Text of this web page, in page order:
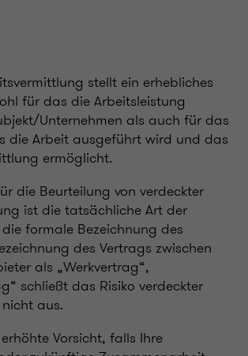
stellt ein erhebliches
für das die Arbeitsleistung
Unternehmen als auch für das
die Arbeit ausgeführt wird und das
ermöglicht.
die Beurteilung von verdeckter
ist die tatsächliche Art der
formale Bezeichnung des
des Vertrags zwischen
als „Werkvertrag“,
schließt das Risiko verdeckter
aus.
Vorsicht, falls Ihre